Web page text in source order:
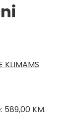
KLIMAMS
KM.